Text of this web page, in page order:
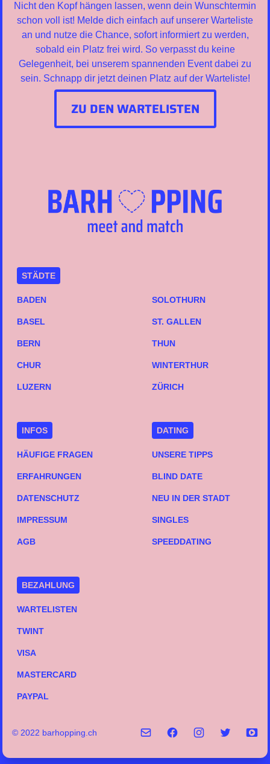
Nicht den Kopf hängen lassen, wenn dein Wunschtermin
schon voll ist! Melde dich einfach auf unserer Warteliste
an und nutze die Chance, sofort informiert zu werden,
sobald ein Platz frei wird. So verpasst du keine
Gelegenheit, bei unserem spannenden Event dabei zu
sein. Schnapp dir jetzt deinen Platz auf der Warteliste!
ZU DEN WARTELISTEN
STÄDTE
BADEN
BASEL
BERN
CHUR
LUZERN
SOLOTHURN
ST. GALLEN
THUN
WINTERTHUR
ZÜRICH
INFOS
HÄUFIGE FRAGEN
ERFAHRUNGEN
DATENSCHUTZ
IMPRESSUM
AGB
DATING
UNSERE TIPPS
BLIND DATE
NEU IN DER STADT
SINGLES
SPEEDDATING
BEZAHLUNG
WARTELISTEN
TWINT
VISA
MASTERCARD
PAYPAL
© 2022 barhopping.ch